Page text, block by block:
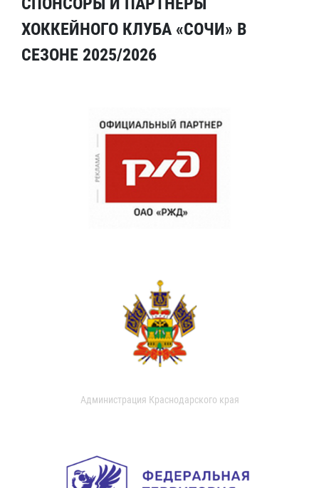
ХОККЕЙНОГО КЛУБА «СОЧИ» В
СЕЗОНЕ 2025/2026
Администрация Краснодарского края